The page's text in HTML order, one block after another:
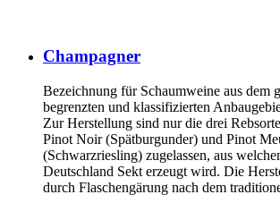
Champagner
Bezeichnung für Schaumweine aus dem
begrenzten und klassifizierten
Zur Herstellung sind nur die drei
Pinot Noir (Spätburgunder) und Pinot
(Schwarzriesling) zugelassen, aus
Deutschland Sekt erzeugt wird. Die
durch Flaschengärung nach dem